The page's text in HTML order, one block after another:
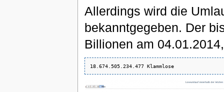
Allerdings wird die
bekanntgegeben. Der
Billionen am
18.674.505.234.477 Klammlose